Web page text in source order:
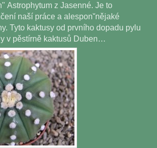
Astrophytum z Jasenné. Je to
naší práce a alesponˇnějaké
Tyto kaktusy od prvního dopadu pylu
v pěstírně kaktusů Duben…